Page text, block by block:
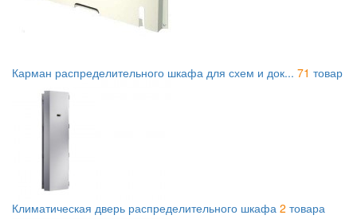
Карман распределительного шкафа для схем и док... 71 товар
Климатическая дверь распределительного шкафа 2 товара